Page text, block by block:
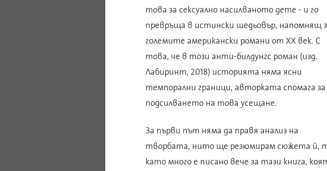
това за сексуално насилваното дете - и го
превръща в истински шедьовър, напомнящ
големите американски романи от XX век. С
това, че в този анти-билдунгс роман (изд.
Лабиринт, 2018) историята няма ясни
темпорални граници, авторката спомага за
подсилването на това усещане.
За първи път няма да правя анализ на
творбата, нито ще резюмирам сюжета й,
като много е писано вече за тази книга,